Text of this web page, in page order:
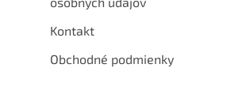
Kontakt
Obchodné podmienky